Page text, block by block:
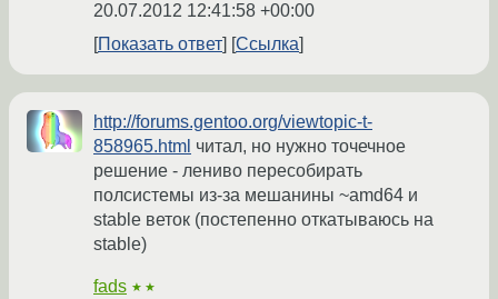
20.07.2012 12:41:58 +00:00
Показать ответ
Ссылка
http://forums.gentoo.org/viewtopic-t-
858965.html читал, но нужно точечное
решение - лениво пересобирать
полсистемы из-за мешанины ~amd64 и
stable веток (постепенно откатываюсь на
stable)
fads ★★